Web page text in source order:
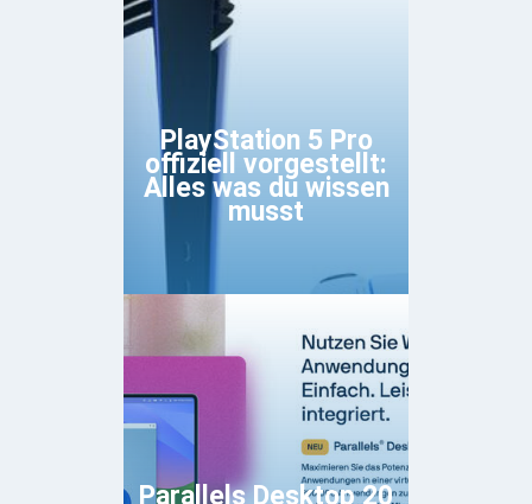
PlayStation 5 Pro
offiziell vorgestellt:
Alles was du wissen
musst
Parallels Desktop 20